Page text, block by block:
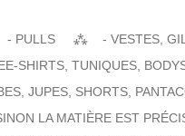
- PULLS
- VESTES,
SHIRTS, TUNIQUES,
JUPES, SHORTS,
LA MATIÈRE EST